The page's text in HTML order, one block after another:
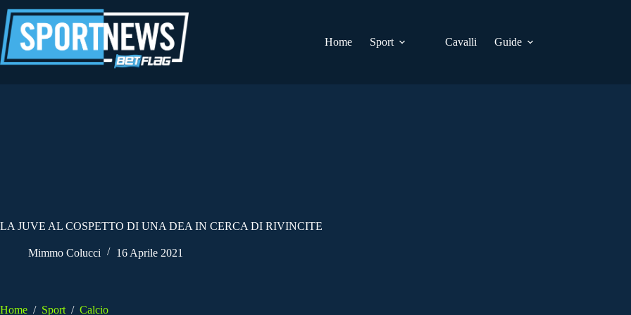
al
contenuto
Home
Sport Cavalli Guide
LA JUVE AL COSPETTO DI UNA DEA IN CERCA DI RIVINCITE
Mimmo Colucci 16 Aprile 2021
Home / Sport / Calcio